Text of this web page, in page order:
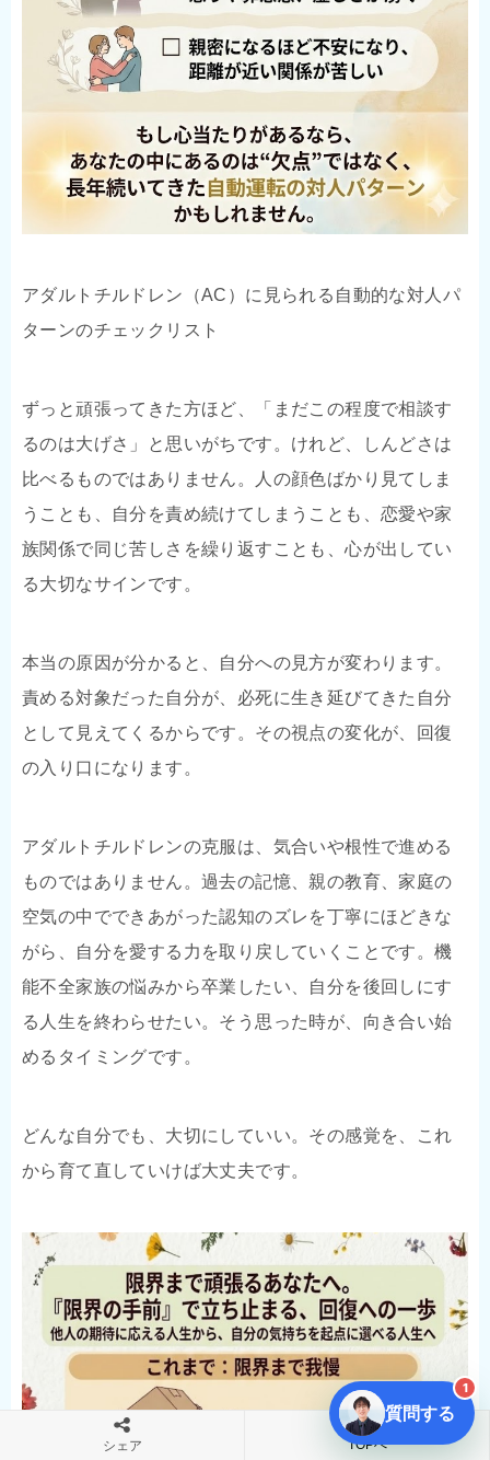
アダルトチルドレン（AC）に見られる自動的な対人パ
ターンのチェックリスト
ずっと頑張ってきた方ほど、「まだこの程度で相談す
るのは大げさ」と思いがちです。けれど、しんどさは
比べるものではありません。人の顔色ばかり見てしま
うことも、自分を責め続けてしまうことも、恋愛や家
族関係で同じ苦しさを繰り返すことも、心が出してい
る大切なサインです。
本当の原因が分かると、自分への見方が変わります。
責める対象だった自分が、必死に生き延びてきた自分
として見えてくるからです。その視点の変化が、回復
の入り口になります。
アダルトチルドレンの克服は、気合いや根性で進める
ものではありません。過去の記憶、親の教育、家庭の
空気の中でできあがった認知のズレを丁寧にほどきな
がら、自分を愛する力を取り戻していくことです。機
能不全家族の悩みから卒業したい、自分を後回しにす
る人生を終わらせたい。そう思った時が、向き合い始
めるタイミングです。
どんな自分でも、大切にしていい。その感覚を、これ
から育て直していけば大丈夫です。
シェア TOPへ
質問する
1